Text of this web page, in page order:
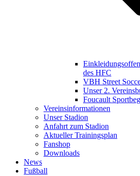
des HFC
VBH Street
Unser 2.
Foucault
Vereinsinformationen
Unser Stadion
Anfahrt zum Stadion
Aktueller Trainingsplan
Fanshop
Downloads
News
Fußball